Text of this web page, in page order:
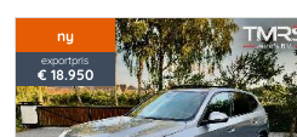
ny
exportpris
€ 18.950